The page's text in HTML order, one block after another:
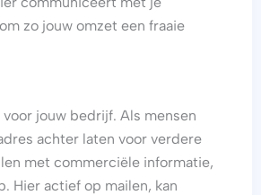
zo jouw omzet een fraaie
jouw bedrijf. Als mensen
achter laten voor verdere
met commerciële informatie,
Hier actief op mailen, kan